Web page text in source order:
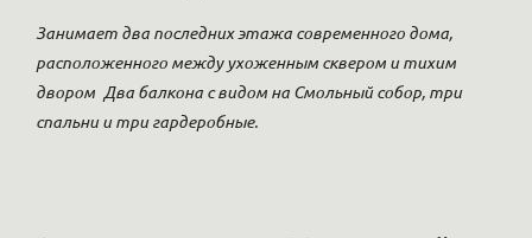
Занимает два последних этажа современного дома,
расположенного между ухоженным сквером и тихим
двором Два балкона с видом на Смольный собор, три
спальни и три гардеробные.